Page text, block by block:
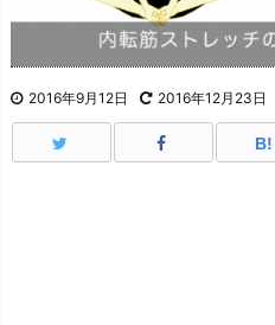
2016年9月12日 2016年12月23日
B!